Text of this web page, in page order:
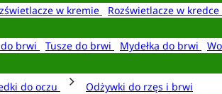
w kremie Rozświetlacze w kredce
brwi Tusze do brwi Mydełka do brwi
do oczu
Odżywki do rzęs i brwi